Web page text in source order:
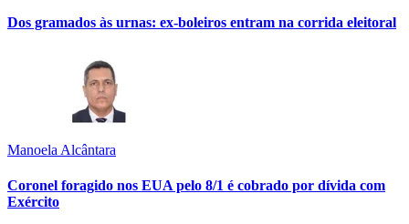
Dos gramados às urnas: ex-boleiros entram na corrida eleitoral
Manoela Alcântara
Coronel foragido nos EUA pelo 8/1 é cobrado por dívida com
Exército